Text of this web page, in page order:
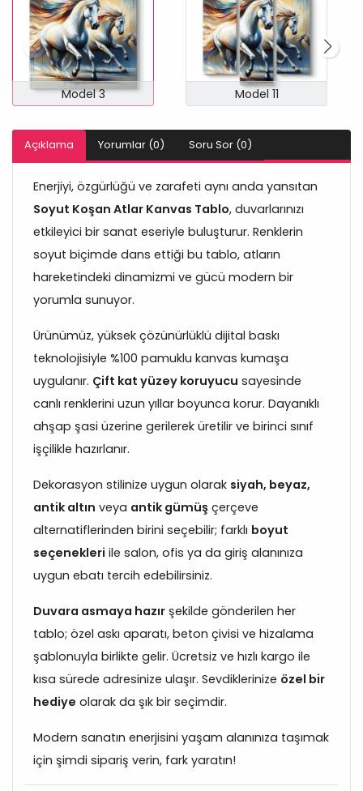
Model 3 Model 11
Açıklama Yorumlar (0) Soru Sor (0)
Enerjiyi, özgürlüğü ve zarafeti aynı anda yansıtan
Soyut Koşan Atlar Kanvas Tablo, duvarlarınızı
etkileyici bir sanat eseriyle buluşturur. Renklerin
soyut biçimde dans ettiği bu tablo, atların
hareketindeki dinamizmi ve gücü modern bir
yorumla sunuyor.
Ürünümüz, yüksek çözünürlüklü dijital baskı
teknolojisiyle %100 pamuklu kanvas kumaşa
uygulanır. Çift kat yüzey koruyucu sayesinde
canlı renklerini uzun yıllar boyunca korur. Dayanıklı
ahşap şasi üzerine gerilerek üretilir ve birinci sınıf
işçilikle hazırlanır.
Dekorasyon stilinize uygun olarak siyah, beyaz,
antik altın veya antik gümüş çerçeve
alternatiflerinden birini seçebilir; farklı boyut
seçenekleri ile salon, ofis ya da giriş alanınıza
uygun ebatı tercih edebilirsiniz.
Duvara asmaya hazır şekilde gönderilen her
tablo; özel askı aparatı, beton çivisi ve hizalama
şablonuyla birlikte gelir. Ücretsiz ve hızlı kargo ile
kısa sürede adresinize ulaşır. Sevdiklerinize özel bir
hediye olarak da şık bir seçimdir.
Modern sanatın enerjisini yaşam alanınıza taşımak
için şimdi sipariş verin, fark yaratın!